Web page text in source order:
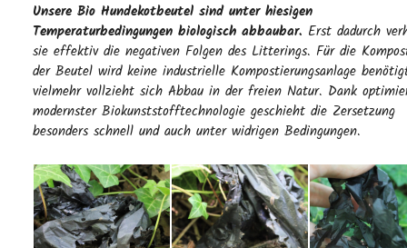
Unsere Bio Hundekotbeutel sind unter hiesigen
Temperaturbedingungen biologisch abbaubar. Erst dadurch
sie effektiv die negativen Folgen des Litterings. Für die
der Beutel wird keine industrielle Kompostierungsanlage
vielmehr vollzieht sich Abbau in der freien Natur. Dank
modernster Biokunststofftechnologie geschieht die Zersetzung
besonders schnell und auch unter widrigen Bedingungen.